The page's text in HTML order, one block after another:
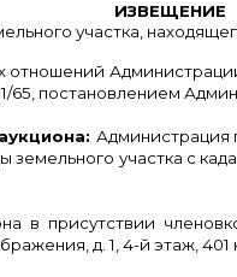
ИЗВЕЩЕНИЕ
участка,
отношений
постановлением
Администрация
участка с
в присутствии
д. 1, 4-й этаж, 401